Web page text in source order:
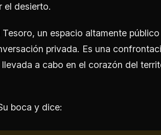
el desierto.
un espacio altamente
privada. Es una
a cabo en el corazón del
boca y dice: